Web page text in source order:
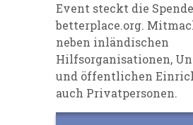
Event steckt die
betterplace.org.
neben inländischen
Hilfsorganisationen,
und öffentlichen
auch Privatpersonen.